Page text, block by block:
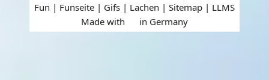
Fun | Funseite | Gifs | Lachen | Sitemap | LLMS
Made with
in Germany